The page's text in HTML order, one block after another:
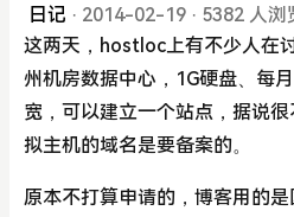
日记 · 2014-02-19 · 5382 人浏
这两天，hostloc上有不少人在
州机房数据中心，1G硬盘、每
宽，可以建立一个站点，据说
拟主机的域名是要备案的。
原本不打算申请的，博客用的